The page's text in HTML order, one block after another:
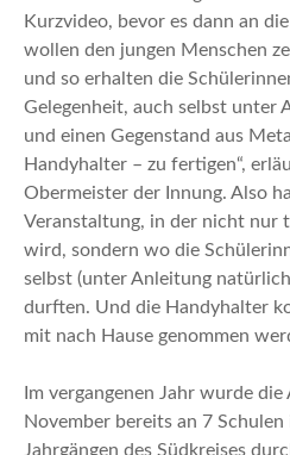
Kurzvideo, bevor es dann an
wollen den jungen Menschen
und so erhalten die
Gelegenheit, auch selbst unter
und einen Gegenstand aus
Handyhalter – zu fertigen“,
Obermeister der Innung. Also
Veranstaltung, in der nicht nur
wird, sondern wo die
selbst (unter Anleitung
durften. Und die Handyhalter
mit nach Hause genommen
Im vergangenen Jahr wurde
November bereits an 7
Jahrgängen des Südkreises